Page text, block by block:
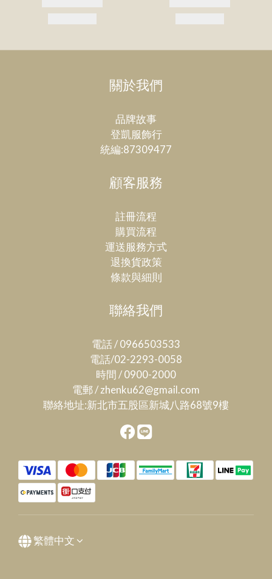
關於我們
品牌故事
登凱服飾行
統編:87309477
顧客服務
註冊流程
購買流程
運送服務方式
退換貨政策
條款與細則
聯絡我們
電話 / 0966503533
電話/02-2293-0058
時間 / 0900-2000
電郵 / zhenku62@gmail.com
聯絡地址:新北市五股區新城八路68號9樓
繁體中文